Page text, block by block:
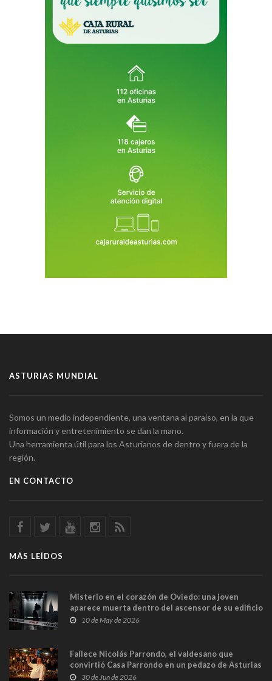
ASTURIAS MUNDIAL
Somos un medio independiente, una ventana al paraíso, en la que
información y entretenimiento se dan la mano.
Una herramienta útil para los Asturianos de dentro y fuera de la
región.
EN CONTACTO
MÁS LEÍDOS
Misterio en el corazón de Oviedo: una joven
aparece muerta dentro del ascensor de su edificio
y las cámaras captan sus últimos minutos
10 de May de 2026
Fallece Nicolás Parrondo, el valdesano que
convirtió Casa Parrondo en un pedazo de Asturias
en Madrid
30 de Jun de 2026